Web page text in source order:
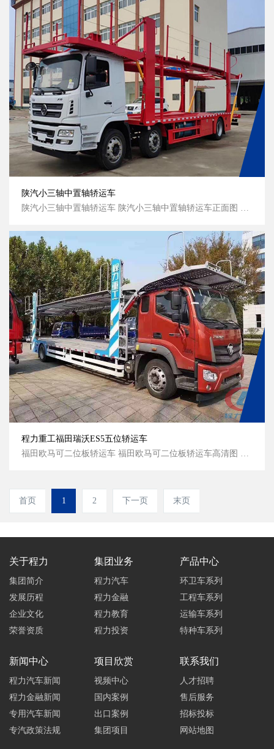
陕汽小三轴中置轴轿运车
程力重工福田瑞沃ES5五位轿运车
福田欧马可二位板轿运车 福田欧马可二位板轿运车高清图 福田欧马可二位板轿运车侧面图 福田欧马可二位板轿运车侧面图...
首页 1 2 下一页 末页
关于程力
集团简介
发展历程
企业文化
荣誉资质
集团业务
程力汽车
程力金融
程力教育
程力投资
产品中心
环卫车系列
工程车系列
运输车系列
特种车系列
新闻中心
程力汽车新闻
程力金融新闻
专用汽车新闻
专汽政策法规
项目欣赏
视频中心
国内案例
出口案例
集团项目
联系我们
人才招聘
售后服务
招标投标
网站地图